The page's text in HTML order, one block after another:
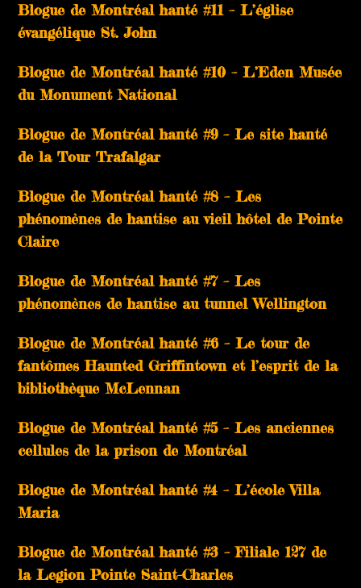
Blogue de Montréal hanté #11 – L’église
évangélique St. John
Blogue de Montréal hanté #10 – L’Eden Musée
du Monument National
Blogue de Montréal hanté #9 – Le site hanté
de la Tour Trafalgar
Blogue de Montréal hanté #8 – Les
phénomènes de hantise au vieil hôtel de Pointe
Claire
Blogue de Montréal hanté #7 – Les
phénomènes de hantise au tunnel Wellington
Blogue de Montréal hanté #6 – Le tour de
fantômes Haunted Griffintown et l’esprit de la
bibliothèque McLennan
Blogue de Montréal hanté #5 – Les anciennes
cellules de la prison de Montréal
Blogue de Montréal hanté #4 – L’école Villa
Maria
Blogue de Montréal hanté #3 – Filiale 127 de
la Legion Pointe Saint-Charles